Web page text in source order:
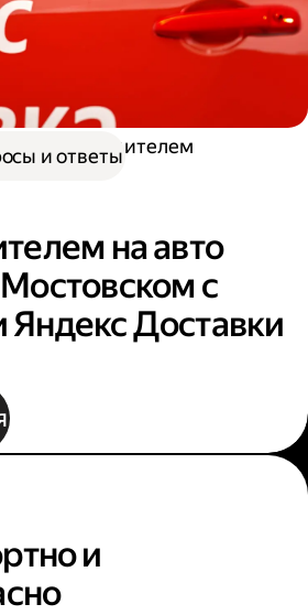
Работа водителем
на авто
с
Яндекс Доставки
и ответы
и